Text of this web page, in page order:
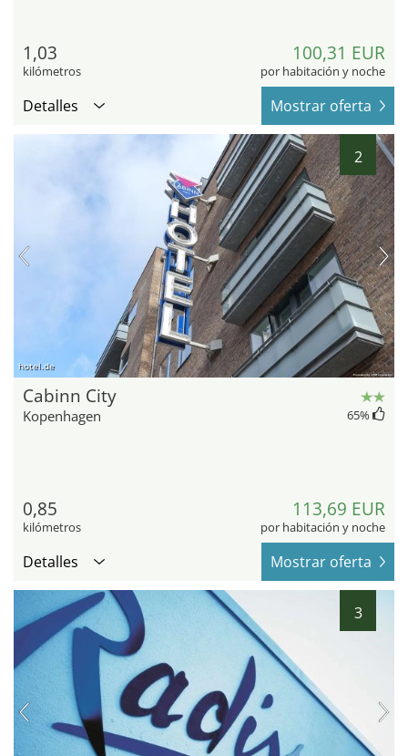
1,03
kilómetros
100,31 EUR
por habitación y noche
Detalles Mostrar oferta
2
hotel.de
Cabinn City
Kopenhagen 65%
0,85
kilómetros
113,69 EUR
por habitación y noche
Detalles Mostrar oferta
3